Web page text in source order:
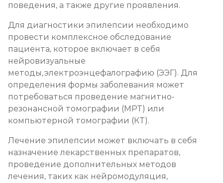
поведения, а также другие проявления.
Для диагностики эпилепсии необходимо
провести комплексное обследование
пациента, которое включает в себя
нейровизуальные
методы, электроэнцефалографию (ЭЭГ). Для
определения формы заболевания может
потребоваться проведение магнитно-
резонансной томографии (МРТ) или
компьютерной томографии (КТ).
Лечение эпилепсии может включать в себя
назначение лекарственных препаратов,
проведение дополнительных методов
лечения, таких как нейромодуляция,